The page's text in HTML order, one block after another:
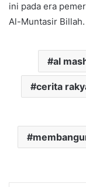
ini pada era
Al-Muntasir
al
cerita